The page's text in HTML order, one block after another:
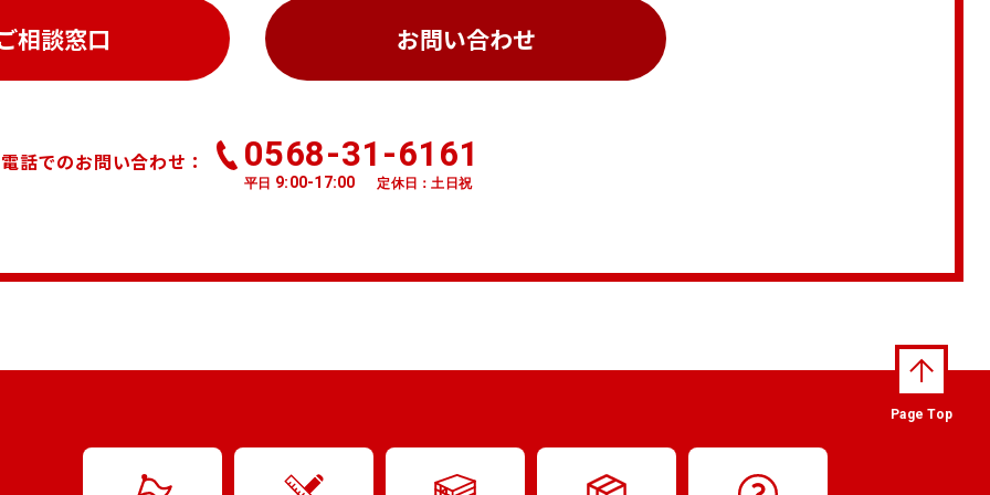
相談窓口 お問い合わせ
話でのお問い合わせ： 0568-31-6161
平日 9:00-17:00 定休日：土日祝
Page Top